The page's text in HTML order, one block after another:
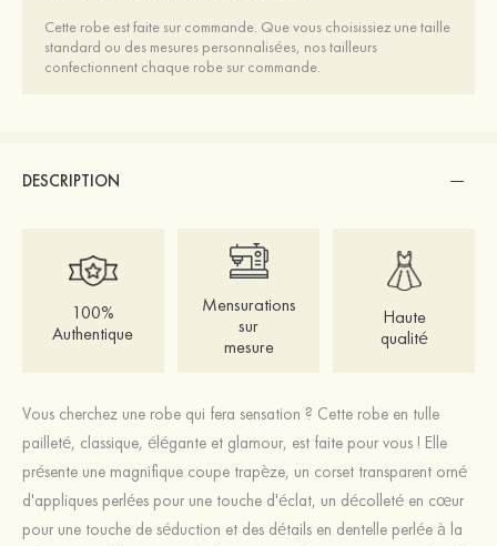
Cette robe est faite sur commande. Que vous choisissiez une taille
standard ou des mesures personnalisées, nos tailleurs
confectionnent chaque robe sur commande.
DESCRIPTION
100%
Authentique
Mensurations
sur
mesure
Haute
qualité
Vous cherchez une robe qui fera sensation ? Cette robe en tulle
pailleté, classique, élégante et glamour, est faite pour vous ! Elle
présente une magnifique coupe trapèze, un corset transparent orné
d'appliques perlées pour une touche d'éclat, un décolleté en cœur
pour une touche de séduction et des détails en dentelle perlée à la